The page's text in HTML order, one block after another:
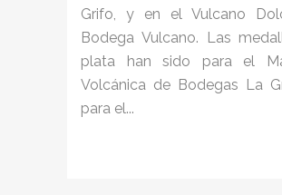
Grifo, y en el Vulcano
Bodega Vulcano. Las
plata han sido para el
Volcánica de Bodegas La
para el...